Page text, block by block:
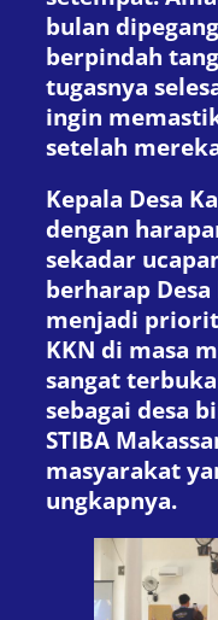
bulan
berpindah
tugasnya
ingin
setelah
Kepala Desa
dengan
sekadar
berharap
menjadi
KKN di masa
sangat
sebagai desa
STIBA
masyarakat
ungkapnya.